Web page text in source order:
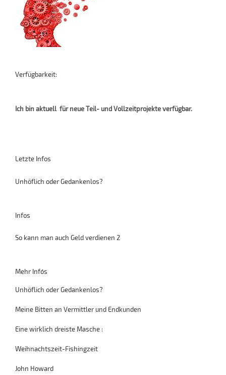
Verfügbarkeit:
Ich bin aktuell für neue Teil- und Vollzeitprojekte verfügbar.
Letzte Infos
Unhöflich oder Gedankenlos?
Infos
So kann man auch Geld verdienen 2
Mehr Info´s
Unhöflich oder Gedankenlos?
Meine Bitten an Vermittler und Endkunden
Eine wirklich dreiste Masche :
Weihnachtszeit-Fishingzeit
John Howard